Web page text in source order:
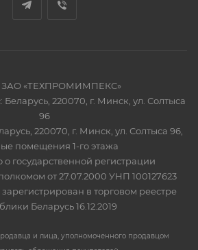
ЗАО «ТЕХПРОМИМПЕКС»
220070, г. Минск, ул. Солтыса
96
220070, г. Минск, ул. Солтыса 96,
помещения 1-го этажа
о государственной регистрации
от 27.07.2000 УНП 100127623
в торговом реестре
Беларусь 16.12.2019
и лица, уполномоченного продавцом